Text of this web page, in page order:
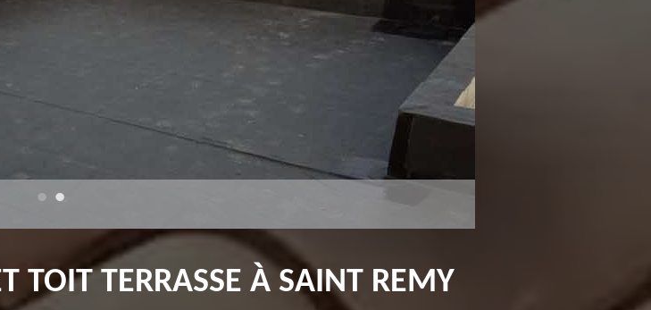
TOIT TERRASSE À SAINT REMY